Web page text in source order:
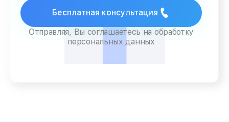
Бесплатная консультация
Отправляя, Вы соглашаетесь на обработку
персональных данных